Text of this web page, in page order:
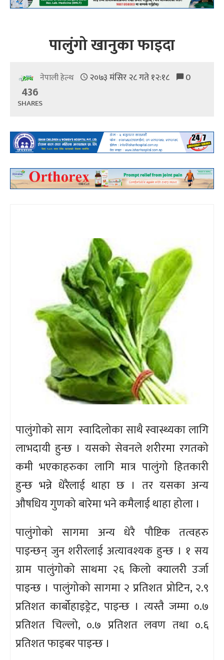
पालुंगो खानुका फाइदा
नेपाली हेल्थ २०७३ मंसिर २८ गते १२:१८ 0
436
SHARES
पालुंगोको साग स्वादिलोका साथै स्वास्थ्यका लागि
लाभदायी हुन्छ । यसको सेवनले शरीरमा रगतको
कमी भएकाहरुका लागि मात्र पालुंगो हितकारी
हुन्छ भन्ने धेरैलाई थाहा छ । तर यसका अन्य
औषधिय गुणको बारेमा भने कमैलाई थाहा होला ।
पालुंगोको सागमा अन्य धेरै पौष्टिक तत्वहरु
पाइन्छन् जुन शरीरलाई अत्यावश्यक हुन्छ । १ सय
ग्राम पालुंगोको साथमा २६ किलो क्यालरी उर्जा
पाइन्छ । पालुंगोको सागमा २ प्रतिशत प्रोटिन, २.९
प्रतिशत कार्बोहाइड्रेट, पाइन्छ । त्यस्तै जम्मा ०.७
प्रतिशत चिल्लो, ०.७ प्रतिशत लवण तथा ०.६
प्रतिशत फाइबर पाइन्छ ।